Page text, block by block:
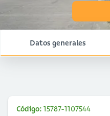
Datos generales
Código: 15787-1107544